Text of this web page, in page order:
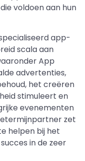
voldoen aan hun
app-
scala aan
App
advertenties,
het creëren
stimuleert en
evenementen
zet
helpen bij het
in de zeer